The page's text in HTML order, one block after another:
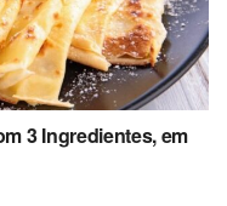
3 Ingredientes, em